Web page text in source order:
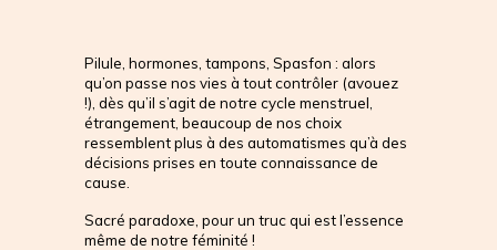
Pilule, hormones, tampons, Spasfon : alors
qu’on passe nos vies à tout contrôler (avouez
!), dès qu’il s’agit de notre cycle menstruel,
étrangement, beaucoup de nos choix
ressemblent plus à des automatismes qu’à des
décisions prises en toute connaissance de
cause.
Sacré paradoxe, pour un truc qui est l’essence
même de notre féminité !